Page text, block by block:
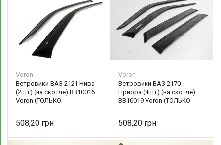
Voron
Ветровики ВАЗ 2121 Нива
(2шт) (на скотче) ВВ10016
Voron (ТОЛЬКО
508,20
Voron
Ветровики ВАЗ 2170
Приора (4шт) (на скотче)
ВВ10019 Voron (ТОЛЬКО
508,20